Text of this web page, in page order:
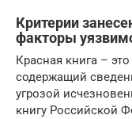
Критерии
факторы
Красная книга –
содержащий
угрозой
книгу Российской